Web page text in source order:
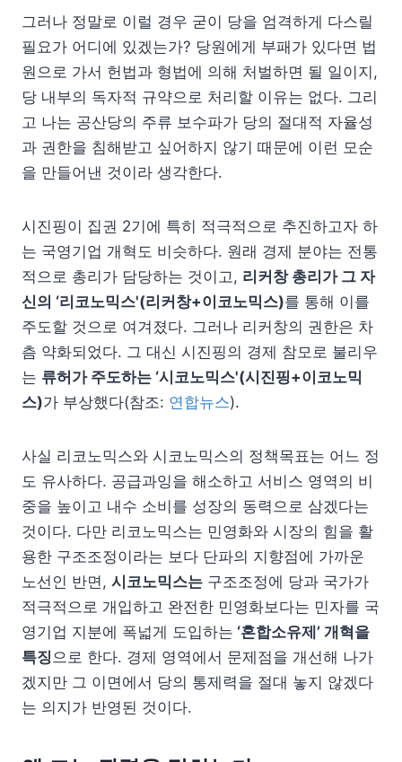
그러나 정말로 이럴 경우 굳이 당을 엄격하게 다스릴
필요가 어디에 있겠는가? 당원에게 부패가 있다면 법
원으로 가서 헌법과 형법에 의해 처벌하면 될 일이지,
당 내부의 독자적 규약으로 처리할 이유는 없다. 그리
고 나는 공산당의 주류 보수파가 당의 절대적 자율성
과 권한을 침해받고 싶어하지 않기 때문에 이런 모순
을 만들어낸 것이라 생각한다.
시진핑이 집권 2기에 특히 적극적으로 추진하고자 하
는 국영기업 개혁도 비슷하다. 원래 경제 분야는 전통
적으로 총리가 담당하는 것이고, 리커창 총리가 그 자
신의 ‘리코노믹스'(리커창+이코노믹스)를 통해 이를
주도할 것으로 여겨졌다. 그러나 리커창의 권한은 차
츰 약화되었다. 그 대신 시진핑의 경제 참모로 불리우
는 류허가 주도하는 ‘시코노믹스'(시진핑+이코노믹
스)가 부상했다(참조: 연합뉴스).
사실 리코노믹스와 시코노믹스의 정책목표는 어느 정
도 유사하다. 공급과잉을 해소하고 서비스 영역의 비
중을 높이고 내수 소비를 성장의 동력으로 삼겠다는
것이다. 다만 리코노믹스는 민영화와 시장의 힘을 활
용한 구조조정이라는 보다 단파의 지향점에 가까운
노선인 반면, 시코노믹스는 구조조정에 당과 국가가
적극적으로 개입하고 완전한 민영화보다는 민자를 국
영기업 지분에 폭넓게 도입하는 ‘혼합소유제’ 개혁을
특징 으로 한다. 경제 영역에서 문제점을 개선해 나가
겠지만 그 이면에서 당의 통제력을 절대 놓지 않겠다
는 의지가 반영된 것이다.